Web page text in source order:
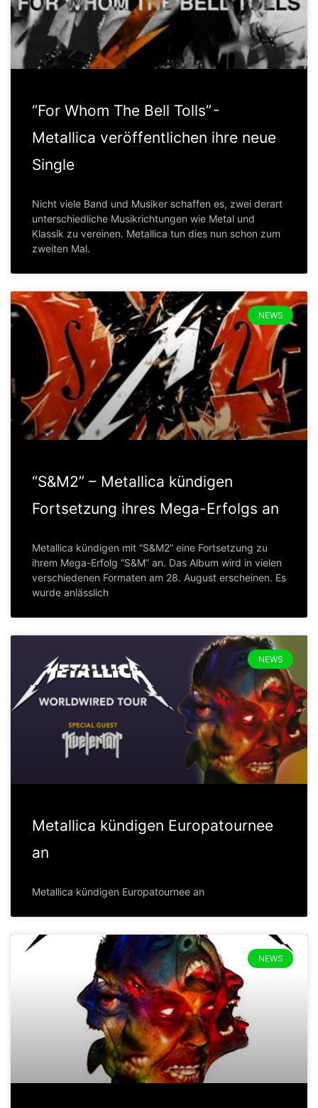
“For Whom The Bell Tolls” -
Metallica veröffentlichen ihre neue
Single
Nicht viele Band und Musiker schaffen es, zwei derart
unterschiedliche Musikrichtungen wie Metal und
Klassik zu vereinen. Metallica tun dies nun schon zum
zweiten Mal.
NEWS
“S&M2” – Metallica kündigen
Fortsetzung ihres Mega-Erfolgs an
Metallica kündigen mit “S&M2” eine Fortsetzung zu
ihrem Mega-Erfolg “S&M” an. Das Album wird in vielen
verschiedenen Formaten am 28. August erscheinen. Es
wurde anlässlich
NEWS
Metallica kündigen Europatournee
an
Metallica kündigen Europatournee an
NEWS